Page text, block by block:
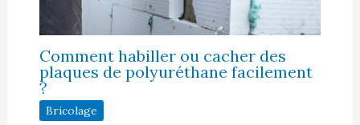
Comment habiller ou cacher des
plaques de polyuréthane facilement
?
Bricolage